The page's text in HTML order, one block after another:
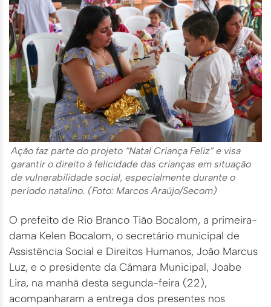
Ação faz parte do projeto “Natal Criança Feliz” e visa
garantir o direito à felicidade das crianças em situação
de vulnerabilidade social, especialmente durante o
período natalino. (Foto: Marcos Araújo/Secom)
O prefeito de Rio Branco Tião Bocalom, a primeira-
dama Kelen Bocalom, o secretário municipal de
Assistência Social e Direitos Humanos, João Marcus
Luz, e o presidente da Câmara Municipal, Joabe
Lira, na manhã desta segunda-feira (22),
acompanharam a entrega dos presentes nos